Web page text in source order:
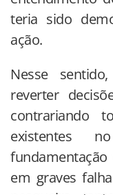
teria sido
ação.
Nesse
reverter
contrariando
existentes
em graves